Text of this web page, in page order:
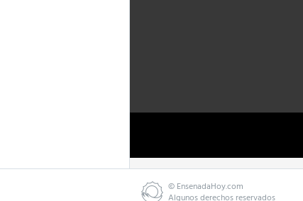
© EnsenadaHoy.com
Algunos derechos reservados